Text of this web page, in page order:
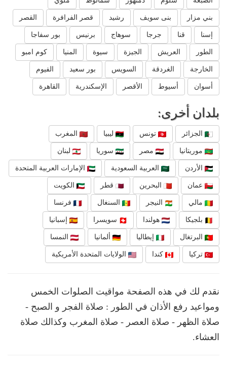
بني مزار بنى سويف رشيد قصر الفرافرة القصر
إسنا قنا جرجا سوهاج برنيس بور سفاجا
الطور العريش الجيزة سيوة المنيا كوم امبو
الخارجة الغردقة السويس بور سعيد الفيوم
أسوان أسيوط الأقصر الإسكندرية القاهرة
بلدان أخرى:
الجزائر تونس ليبيا المغرب
موريتانيا مصر سوريا لبنان
الأردن العربية السعودية الإمارات العربية المتحدة
عمان البحرين قطر الكويت
مالي النيجر السنغال فرنسا
بلجيكا هولندا سويسرا إسبانيا
البرتغال إيطاليا ألمانيا النمسا
تركيا كندا الولايات المتحدة الأمريكية
نقدم لك في هذه الصفحة مواقيت الصلوات الخمس
ومواعيد رفع الأذان في الطور : صلاة الفجر و الصبح -
صلاة الظهر - صلاة العصر - صلاة المغرب وكذالك صلاة
العشاء.